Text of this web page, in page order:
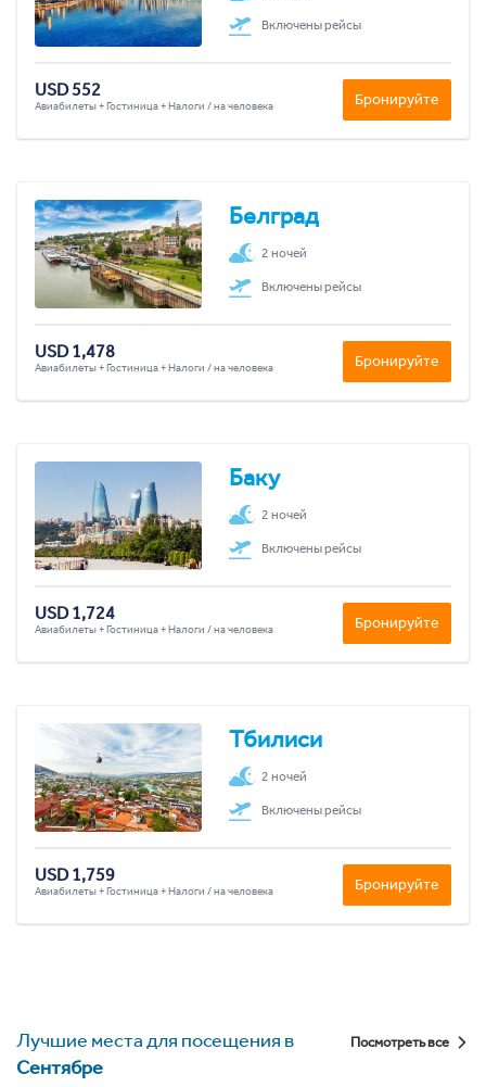
Включены рейсы
USD 552
Авиабилеты + Гостиница + Налоги / на человека Бронируйте
Белград
2 ночей
Включены рейсы
USD 1,478
Авиабилеты + Гостиница + Налоги / на человека Бронируйте
Баку
2 ночей
Включены рейсы
USD 1,724
Авиабилеты + Гостиница + Налоги / на человека Бронируйте
Тбилиси
2 ночей
Включены рейсы
USD 1,759
Авиабилеты + Гостиница + Налоги / на человека Бронируйте
Лучшие места для посещения в
Сентябре
Посмотреть все